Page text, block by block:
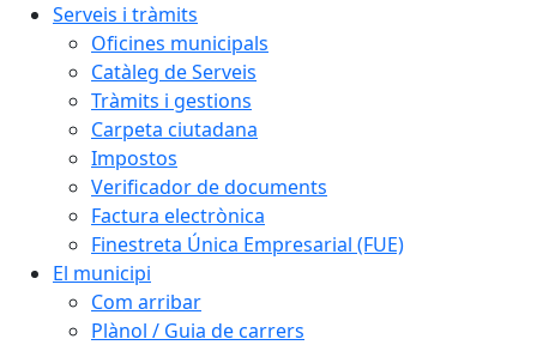
Serveis i tràmits
Oficines municipals
Catàleg de Serveis
Tràmits i gestions
Carpeta ciutadana
Impostos
Verificador de documents
Factura electrònica
Finestreta Única Empresarial (FUE)
El municipi
Com arribar
Plànol / Guia de carrers